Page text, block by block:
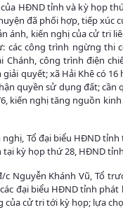
HĐND tỉnh và kỳ họp
đã phối hợp, tiếp xúc
ánh, kiến nghị của cử tri
các công trình ngừng thi
Chánh, công trình điện
quyết; xã Hải Khê có
quyền sử dụng đất; cần
kiến nghị tăng nguồn
Tổ đại biểu HĐND
tại kỳ họp thứ 28, HĐND
Nguyễn Khánh Vũ, Tổ
đại biểu HĐND tỉnh
cử tri tới kỳ họp; lựa